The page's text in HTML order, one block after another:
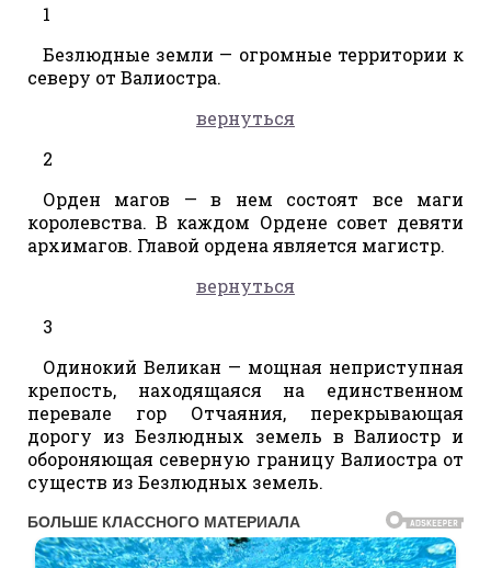
1
Безлюдные земли — огромные территории к
северу от Валиостра.
вернуться
2
Орден магов — в нем состоят все маги
королевства. В каждом Ордене совет девяти
архимагов. Главой ордена является магистр.
вернуться
3
Одинокий Великан — мощная неприступная
крепость, находящаяся на единственном
перевале гор Отчаяния, перекрывающая
дорогу из Безлюдных земель в Валиостр и
обороняющая северную границу Валиостра от
существ из Безлюдных земель.